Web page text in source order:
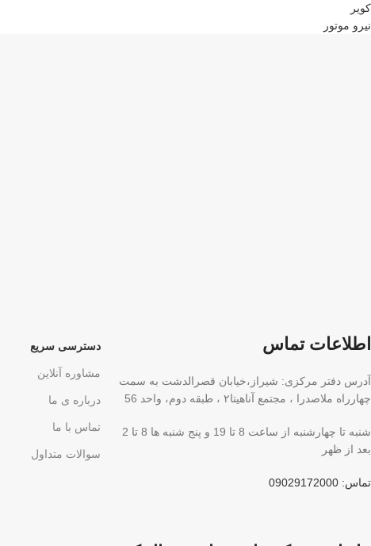
کویر
نیرو موتور
اطلاعات تماس
آدرس دفتر مرکزی: شیراز،خیابان قصرالدشت به سمت
چهارراه ملاصدرا ، مجتمع آناهیتا۲ ، طبقه دوم، واحد 56
شنبه تا چهارشنبه از ساعت 8 تا 19 و پنج شنبه ها 8 تا 2
بعد از ظهر
تماس: 09029172000
دسترسی سریع
مشاوره آنلاین
درباره ی ما
تماس با ما
سوالات متداول